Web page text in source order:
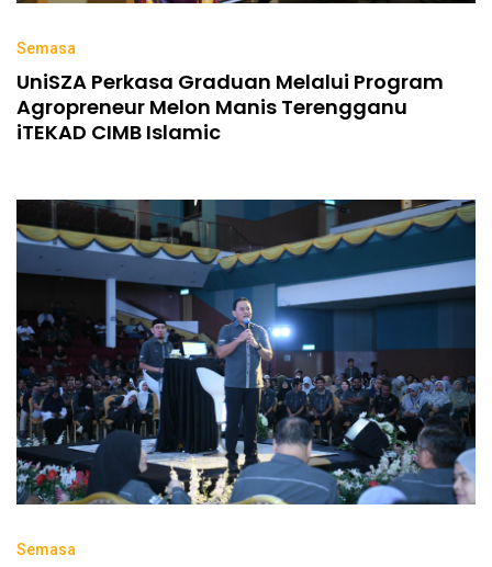
Semasa
UniSZA Perkasa Graduan Melalui Program
Agropreneur Melon Manis Terengganu
iTEKAD CIMB Islamic
Semasa